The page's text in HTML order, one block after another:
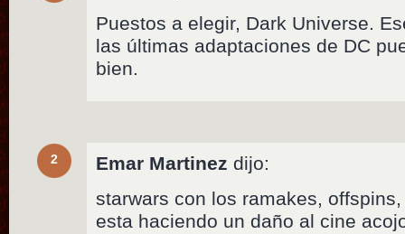
Puestos a elegir, Dark Universe.
las últimas adaptaciones de DC
bien.
2 Emar Martinez dijo:
starwars con los ramakes,
esta haciendo un daño al cine